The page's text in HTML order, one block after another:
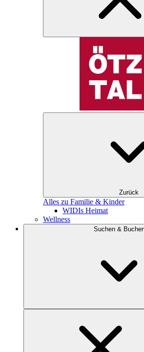
Zurück
Alles zu Familie & Kinder
WIDIs Heimat
Wellness
Suchen &